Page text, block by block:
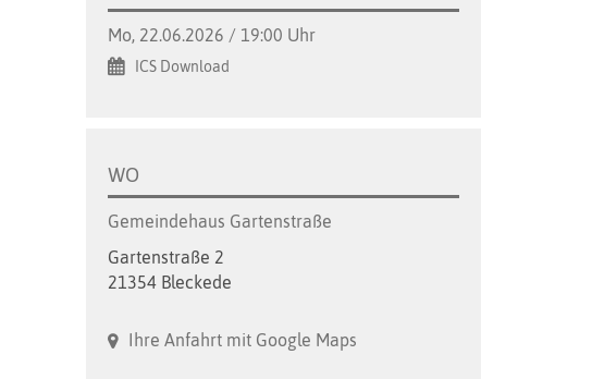
Mo, 22.06.2026 / 19:00 Uhr
ICS Download
WO
Gemeindehaus Gartenstraße
Gartenstraße 2
21354 Bleckede
Ihre Anfahrt mit Google Maps